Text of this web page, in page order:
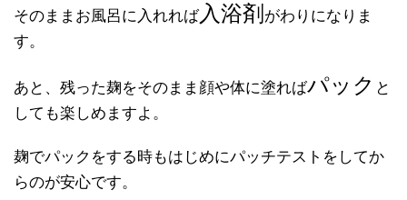
そのままお風呂に入れれば入浴剤 がわりになりま
す。
あと、残った麹をそのまま顔や体に塗ればパック と
しても楽しめますよ。
麹でパックをする時もはじめにパッチテストをしてか
らのが安心です。